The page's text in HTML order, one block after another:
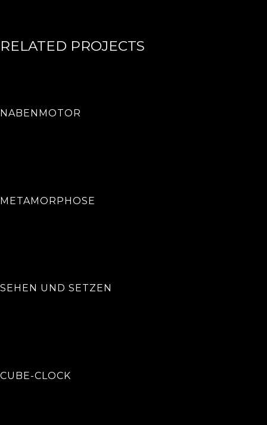
RELATED PROJECTS
NABENMOTOR
METAMORPHOSE
SEHEN UND SETZEN
CUBE-CLOCK